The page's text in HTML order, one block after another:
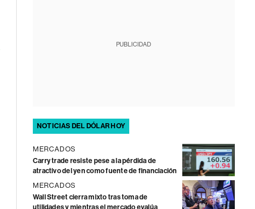
PUBLICIDAD
NOTICIAS DEL DÓLAR HOY
MERCADOS
Carry trade resiste pese a la pérdida de
atractivo del yen como fuente de financiación
MERCADOS
Wall Street cierra mixto tras toma de